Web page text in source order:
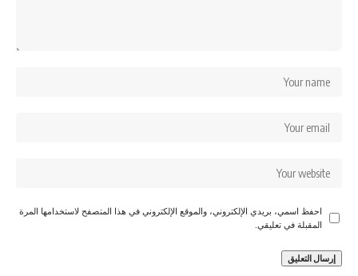
احفظ اسمي، بريدي الإلكتروني، والموقع الإلكتروني في هذا المتصفح لاستخدامها المرة
المقبلة في تعليقي.